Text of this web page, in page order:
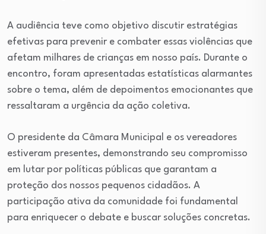
A audiência teve como objetivo discutir estratégias
efetivas para prevenir e combater essas violências que
afetam milhares de crianças em nosso país. Durante o
encontro, foram apresentadas estatísticas alarmantes
sobre o tema, além de depoimentos emocionantes que
ressaltaram a urgência da ação coletiva.
O presidente da Câmara Municipal e os vereadores
estiveram presentes, demonstrando seu compromisso
em lutar por políticas públicas que garantam a
proteção dos nossos pequenos cidadãos. A
participação ativa da comunidade foi fundamental
para enriquecer o debate e buscar soluções concretas.